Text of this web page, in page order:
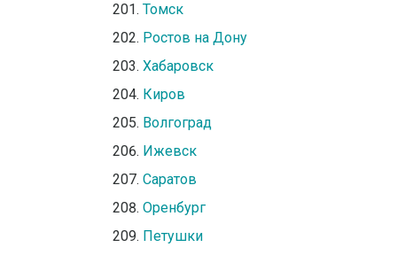
Томск
Ростов на Дону
Хабаровск
Киров
Волгоград
Ижевск
Саратов
Оренбург
Петушки